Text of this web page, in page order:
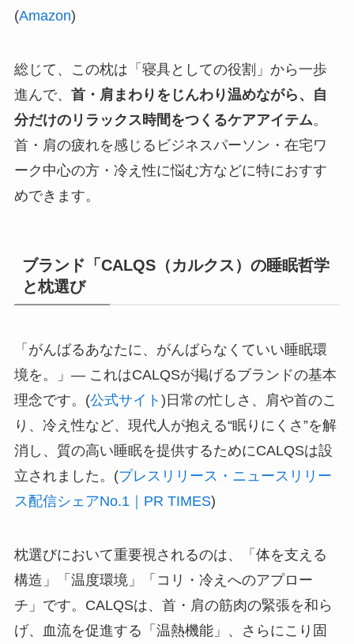
(Amazon)
総じて、この枕は「寝具としての役割」から一歩
進んで、 首・肩まわりをじんわり温めながら、自
分だけのリラックス時間をつくるケアアイテム。
首・肩の疲れを感じるビジネスパーソン・在宅ワ
ーク中心の方・冷え性に悩む方などに特におすす
めできます。
ブランド「CALQS（カルクス）の睡眠哲学
と枕選び
「がんばるあなたに、がんばらなくていい睡眠環
境を。」— これはCALQSが掲げるブランドの基本
理念です。(公式サイト )日常の忙しさ、肩や首のこ
り、冷え性など、現代人が抱える“眠りにくさ”を解
消し、質の高い睡眠を提供するためにCALQSは設
立されました。(プレスリリース・ニュースリリー
ス配信シェアNo.1｜PR TIMES)
枕選びにおいて重要視されるのは、「体を支える
構造」「温度環境」「コリ・冷えへのアプロー
チ」です。CALQSは、首・肩の筋肉の緊張を和ら
げ、血流を促進する「温熱機能」、さらにこり固